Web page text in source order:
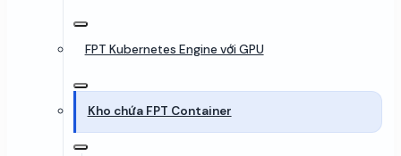
FPT Kubernetes Engine với GPU
Kho chứa FPT Container